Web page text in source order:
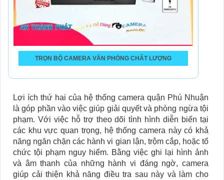
TRỌN BỘ CAMERA VĂN PHÒNG CHẤT LƯỢNG
Lợi ích thứ hai của hệ thống camera quận Phú Nhuận
là góp phần vào việc giúp giải quyết và phòng ngừa tội
phạm. Với việc hỗ trợ theo dõi tình hình diễn biến tại
các khu vực quan trọng, hệ thống camera này có khả
năng ngăn chặn các hành vi gian lận, trộm cắp, hoặc tổ
chức tội phạm nguy hiểm. Bằng việc ghi lại hình ảnh
và âm thanh của những hành vi đáng ngờ, camera
giúp cải thiện khả năng điều tra sau này và làm cho